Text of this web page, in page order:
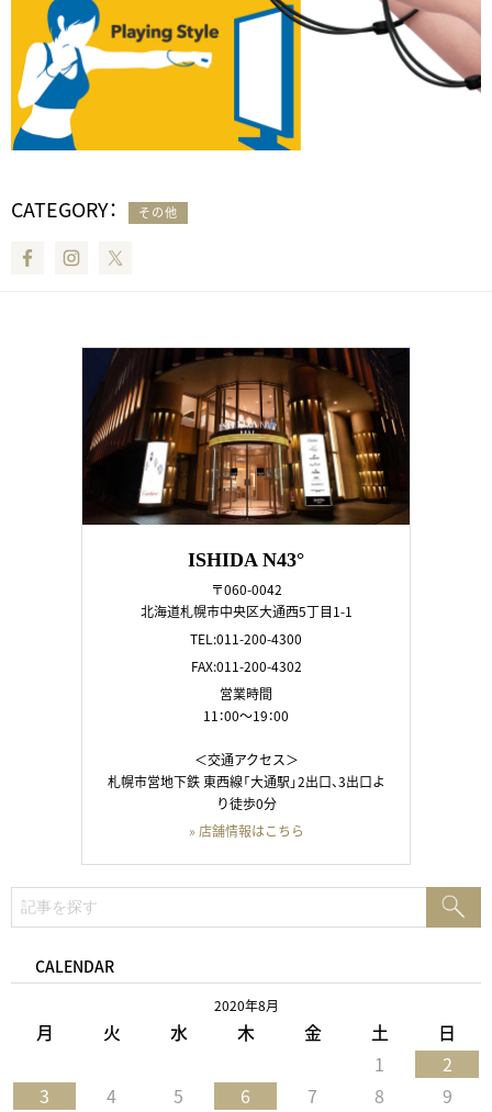
CATEGORY： その他
FacebookInstagram
ISHIDA N43°
〒060-0042
北海道札幌市中央区大通西5丁目1-1
TEL:011-200-4300
FAX:011-200-4302
営業時間
11：00～19：00
＜交通アクセス＞
札幌市営地下鉄 東西線「大通駅」2出口、3出口よ
り徒歩0分
» 店舗情報はこちら
索:
CALENDAR
2020年8月
月 火 水 木 金 土 日
1
2
3
4 5 6 7 8
9